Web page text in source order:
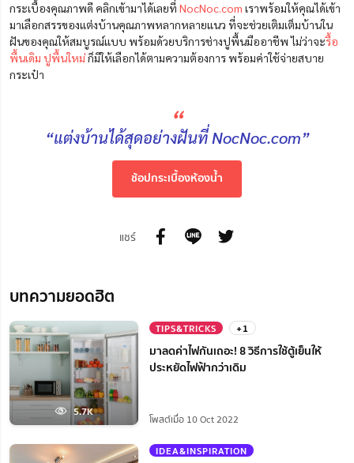
กระเบื้องคุณภาพดี คลิกเข้ามาได้เลยที่ NocNoc.com เราพร้อมให้คุณได้เข้า
มาเลือกสรรของแต่งบ้านคุณภาพหลากหลายแนว ที่จะช่วยเติมเต็มบ้านใน
ฝันของคุณให้สมบูรณ์แบบ พร้อมด้วยบริการช่างปูพื้นมืออาชีพ ไม่ว่าจะรื้อ
พื้นเดิม ปูพื้นใหม่ก็มีให้เลือกได้ตามความต้องการ พร้อมค่าใช้จ่ายสบาย
กระเป๋า
“
“แต่งบ้านได้สุดอย่างฝันที่ NocNoc.com”
ช้อปกระเบื้องห้องน้ำ
แชร์
บทความยอดฮิต
5.7K
TIPS&TRICKS +1
มาลดค่าไฟกันเถอะ! 8 วิธีการใช้ตู้เย็นให้
ประหยัดไฟฟ้ากว่าเดิม
โพสต์เมื่อ 10 Oct 2022
IDEA&INSPIRATION